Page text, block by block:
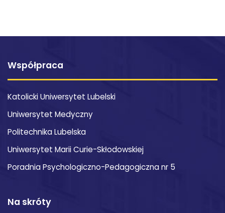
Współpraca
Katolicki Uniwersytet Lubelski
Uniwersytet Medyczny
Politechnika Lubelska
Uniwersytet Marii Curie-Skłodowskiej
Poradnia Psychologiczno-Pedagogiczna nr 5
Na skróty